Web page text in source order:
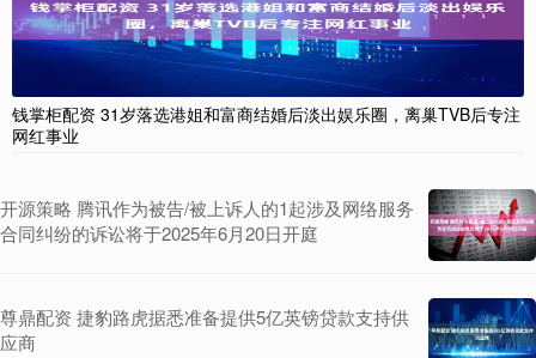
钱掌柜配资 31岁落选港姐和富商结婚后淡出娱乐圈，离巢TVB后专注
网红事业
开源策略 腾讯作为被告/被上诉人的1起涉及网络服务
合同纠纷的诉讼将于2025年6月20日开庭
尊鼎配资 捷豹路虎据悉准备提供5亿英镑贷款支持供
应商